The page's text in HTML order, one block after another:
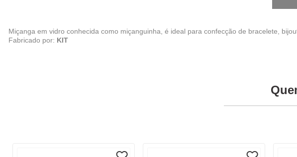
Miçanga em vidro conhecida como miçanguinha, é ideal para confecção de bracelete,
Fabricado por: KIT